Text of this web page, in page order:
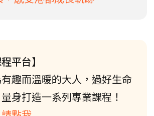
平台】
趣而溫暖的大人，過好生命
身打造一系列專業課程！